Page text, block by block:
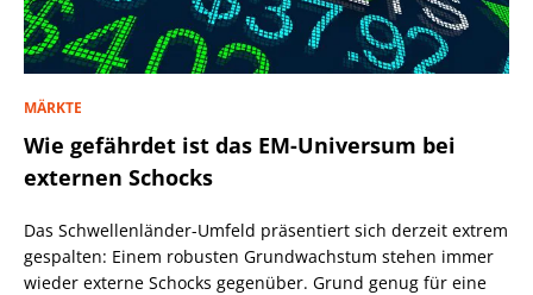
MÄRKTE
Wie gefährdet ist das EM-Universum bei
externen Schocks
Das Schwellenländer-Umfeld präsentiert sich derzeit extrem
gespalten: Einem robusten Grundwachstum stehen immer
wieder externe Schocks gegenüber. Grund genug für eine